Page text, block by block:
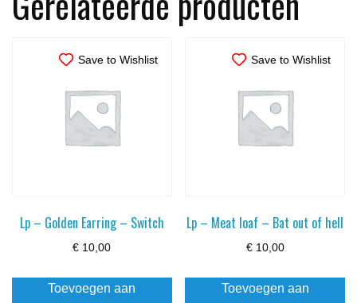
Save to Wishlist
Lp – Golden Earring – Switch
€ 10,00
Toevoegen aan
Save to Wishlist
Lp – Meat loaf – Bat out of hell
€10,00
Toevoegen aan